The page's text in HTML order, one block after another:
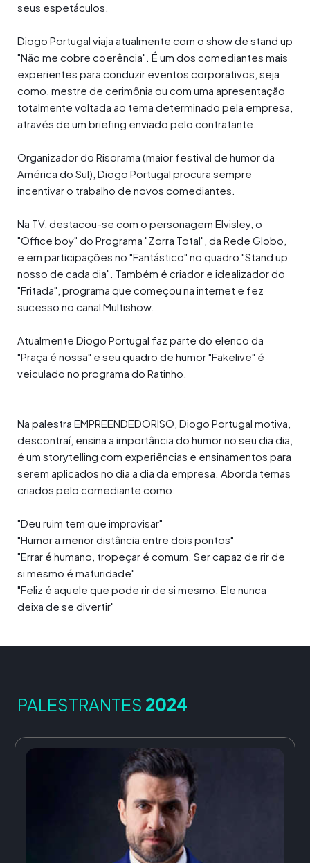
seus espetáculos.
Diogo Portugal viaja atualmente com o show de stand up
"Não me cobre coerência". É um dos comediantes mais
experientes para conduzir eventos corporativos, seja
como, mestre de cerimônia ou com uma apresentação
totalmente voltada ao tema determinado pela empresa,
através de um briefing enviado pelo contratante.
Organizador do Risorama (maior festival de humor da
América do Sul), Diogo Portugal procura sempre
incentivar o trabalho de novos comediantes.
Na TV, destacou-se com o personagem Elvisley, o
"Office boy" do Programa "Zorra Total", da Rede Globo,
e em participações no "Fantástico" no quadro "Stand up
nosso de cada dia". Também é criador e idealizador do
"Fritada", programa que começou na internet e fez
sucesso no canal Multishow.
Atualmente Diogo Portugal faz parte do elenco da
"Praça é nossa" e seu quadro de humor "Fakelive" é
veiculado no programa do Ratinho.
Na palestra EMPREENDEDORISO, Diogo Portugal motiva,
descontraí, ensina a importância do humor no seu dia dia,
é um storytelling com experiências e ensinamentos para
serem aplicados no dia a dia da empresa. Aborda temas
criados pelo comediante como:
"Deu ruim tem que improvisar"
"Humor a menor distância entre dois pontos"
"Errar é humano, tropeçar é comum. Ser capaz de rir de
si mesmo é maturidade"
"Feliz é aquele que pode rir de si mesmo. Ele nunca
deixa de se divertir"
PALESTRANTES 2024